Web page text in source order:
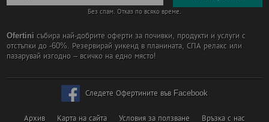
Без спам. Отказ по всяко време.
Ofertini събира най-добрите оферти за почивки, продукти и услуги с
отстъпки до -60%. Резервирай уикенд в планината, СПА релакс или
пазарувай изгодно – всичко на едно място!
Следете Офертините във Facebook
Архив Карта на сайта Условия за ползване Връзка с нас